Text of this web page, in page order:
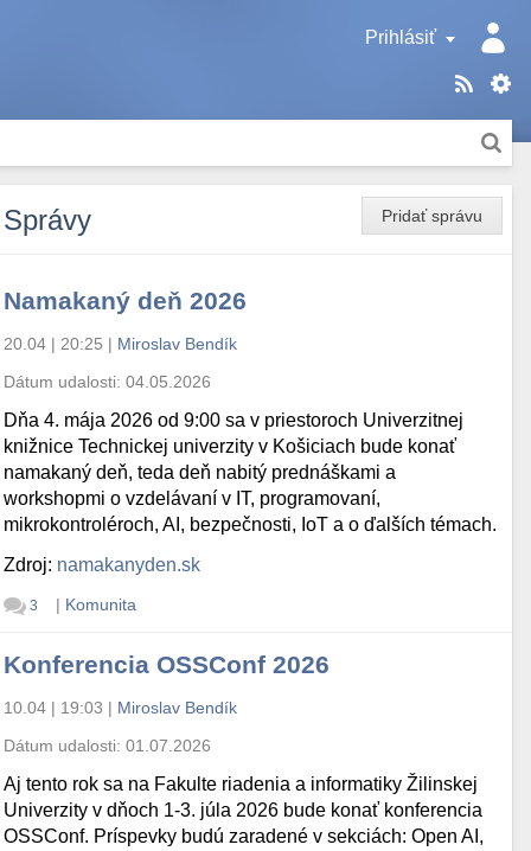
Prihlásiť
Pridať správu
Správy
Namakaný deň 2026
20.04 | 20:25 | Miroslav Bendík
Dátum udalosti:04.05.2026
Dňa 4. mája 2026 od 9:00 sa v priestoroch Univerzitnej
knižnice Technickej univerzity v Košiciach bude konať
namakaný deň, teda deň nabitý prednáškami a
workshopmi o vzdelávaní v IT, programovaní,
mikrokontroléroch, AI, bezpečnosti, IoT a o ďalších témach.
Zdroj: namakanyden.sk
3 | Komunita
Konferencia OSSConf 2026
10.04 | 19:03 | Miroslav Bendík
Dátum udalosti:01.07.2026
Aj tento rok sa na Fakulte riadenia a informatiky Žilinskej
Univerzity v dňoch 1-3. júla 2026 bude konať konferencia
OSSConf. Príspevky budú zaradené v sekciách: Open AI,